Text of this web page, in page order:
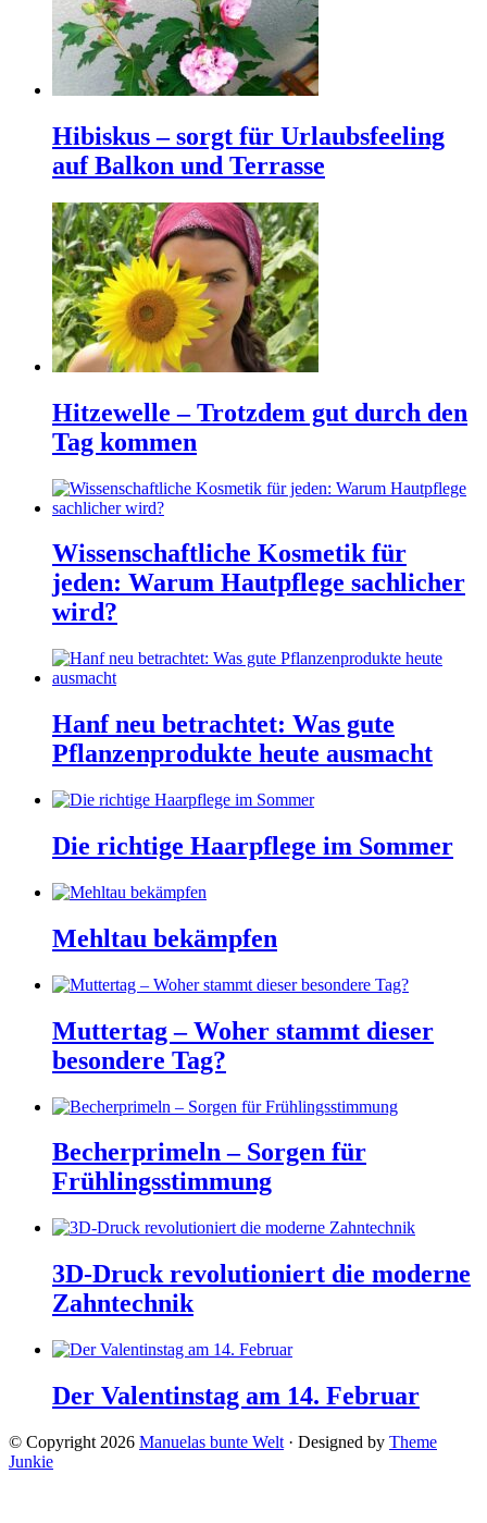
Hibiskus – sorgt für Urlaubsfeeling
auf Balkon und Terrasse
Hitzewelle – Trotzdem gut durch den
Tag kommen
Wissenschaftliche Kosmetik für
jeden: Warum Hautpflege sachlicher
wird?
Hanf neu betrachtet: Was gute
Pflanzenprodukte heute ausmacht
Die richtige Haarpflege im Sommer
Mehltau bekämpfen
Muttertag – Woher stammt dieser
besondere Tag?
Becherprimeln – Sorgen für
Frühlingsstimmung
3D-Druck revolutioniert die moderne
Zahntechnik
Der Valentinstag am 14. Februar
© Copyright 2026 Manuelas bunte Welt · Designed by Theme
Junkie